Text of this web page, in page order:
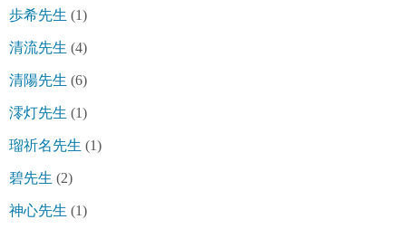
歩希先生 (1)
清流先生 (4)
清陽先生 (6)
澪灯先生 (1)
瑠祈名先生 (1)
碧先生 (2)
神心先生 (1)